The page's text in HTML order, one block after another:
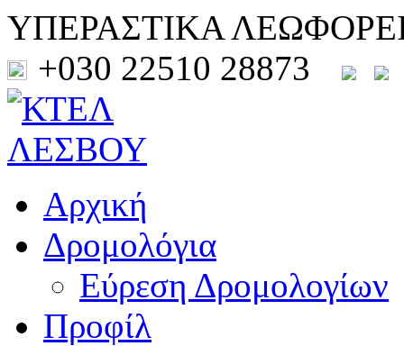
ΥΠΕΡΑΣΤΙΚΑ
+030 22510 28873
Αρχική
Δρομολόγια
Εύρεση Δρομολογίων
Προφίλ